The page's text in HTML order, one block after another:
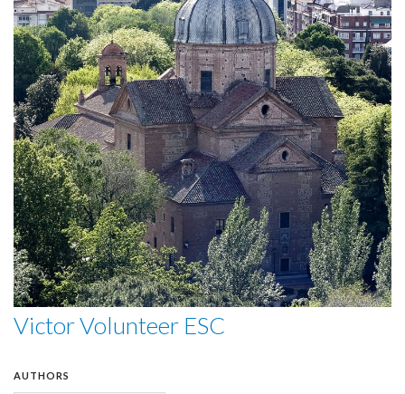
Victor Volunteer ESC
AUTHORS